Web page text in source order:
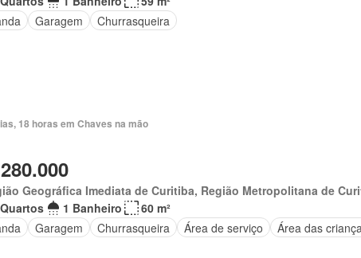
Garagem Churrasqueira
18 horas em Chaves na mão
Geográfica Imediata de Curitiba, Região Metropolitana de
1 Banheiro
60 m²
Garagem Churrasqueira Área de serviço Área das